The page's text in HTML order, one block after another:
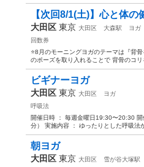
【次回8/1(土)】心と体
大田区 東京 大田区 大森駅
ヨガ
回数券
⭐️8月のモーニングヨガのテーマは『背
のポーズを取り入れることで 背骨のコ
ビギナーヨガ
大田区 東京 大田区
ヨガ
呼吸法
開催日時 ： 毎週金曜日19:30〜20:30
分） 実施内容 ： ゆったりとした呼吸法
朝ヨガ
大田区 東京 大田区 雪が谷大塚駅